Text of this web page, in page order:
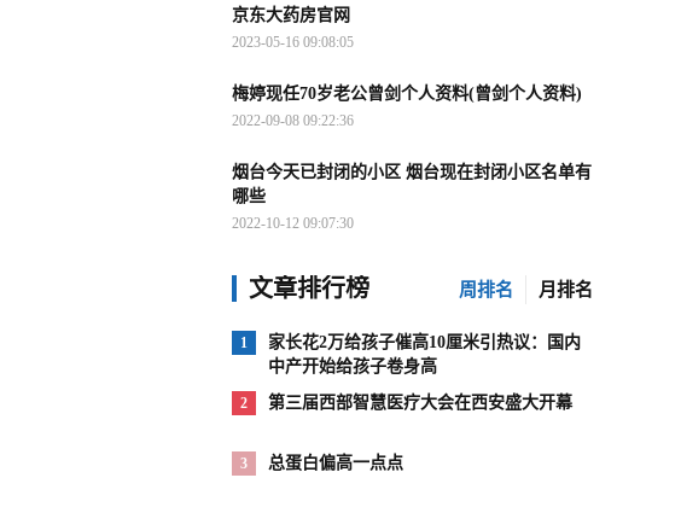
京东大药房官网
2023-05-16 09:08:05
梅婷现任70岁老公曾剑个人资料(曾剑个人资料)
2022-09-08 09:22:36
烟台今天已封闭的小区 烟台现在封闭小区名单有
哪些
2022-10-12 09:07:30
文章排行榜 周排名 月排名
1
家长花2万给孩子催高10厘米引热议：国内
中产开始给孩子卷身高
2 第三届西部智慧医疗大会在西安盛大开幕
3 总蛋白偏高一点点